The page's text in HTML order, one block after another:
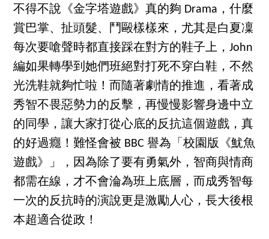
不得不說《金字塔遊戲》真的夠 Drama，什麼
賞巴掌、扯頭髮、鬥毆樣樣來，尤其是白夏凜
每次要嗆聲時都直接踩在對方的鞋子上，John
編如果轉學到她們班絕對打死不穿白鞋，不然
光洗鞋就夠忙啦！而隨著劇情的推進，看著成
秀智不畏惡勢力的反擊，再慢慢影響身邊中立
的同學，讓大家打從心底的反抗這個遊戲，真
的好過癮！難怪會被 BBC 譽為「校園版《魷魚
遊戲》」，因為除了要有勇氣外，智商與情商
都需在線，才不會淪為班上底層，而成秀智每
一次的反抗時的演說更是激勵人心，長大後根
本超適合從政！